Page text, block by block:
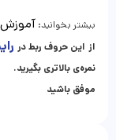
بیشتر بخوانید:
از این حروف ربط در
نمره‌ی بالاتری بگیرید.
موفق باشید